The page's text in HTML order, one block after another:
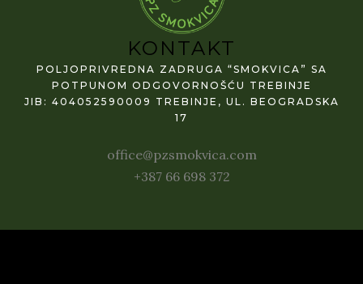
KONTAKT
POLJOPRIVREDNA ZADRUGA “SMOKVICA” SA
POTPUNOM ODGOVORNOŠĆU TREBINJE
JIB: 404052590009 TREBINJE, UL. BEOGRADSKA
17
office@pzsmokvica.com
+387 66 698 372